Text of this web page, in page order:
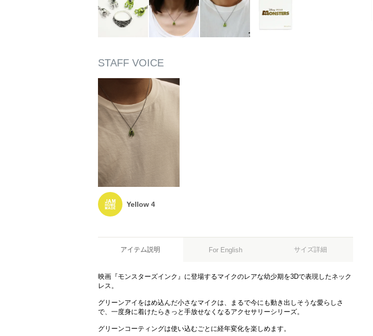
Yellow 4
アイテム説明 For English サイズ詳細
映画『モンスターズインク』に登場するマイクのレアな幼少期を3Dで表現したネック
レス。
グリーンアイをはめ込んだ小さなマイクは、まるで今にも動き出しそうな愛らしさ
で、一度身に着けたらきっと手放せなくなるアクセサリーシリーズ。
グリーンコーティングは使い込むごとに経年変化を楽しめます。